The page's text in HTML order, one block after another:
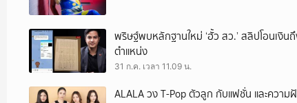
พริษฐ์พบหลักฐานใหม่ ‘ฮั้ว สว.’ สลิปโอนเงิ
ตำแหน่ง
31 ก.ค. เวลา 11.09 น.
ALALA วง T-Pop ตัวลูก กับแฟชั่น และความ